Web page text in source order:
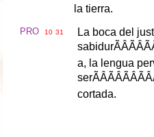
la tierra.
PRO 10 31 La boca del
sabidur
a, la lengua
ser
cortada.